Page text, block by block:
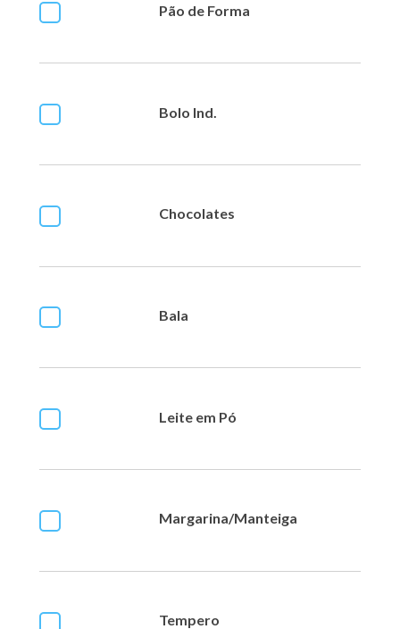
Pão de Forma
Bolo Ind.
Chocolates
Bala
Leite em Pó
Margarina/Manteiga
Tempero